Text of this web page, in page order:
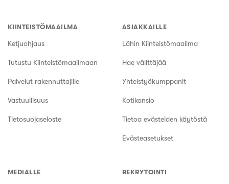
KIINTEISTÖMAAILMA
Ketjuohjaus
Tutustu Kiinteistömaailmaan
Palvelut rakennuttajille
Vastuullisuus
Tietosuojaseloste
ASIAKKAILLE
Lähin Kiinteistömaailma
Hae välittäjää
Yhteistyökumppanit
Kotikansio
Tietoa evästeiden käytöstä
Evästeasetukset
MEDIALLE REKRYTOINTI